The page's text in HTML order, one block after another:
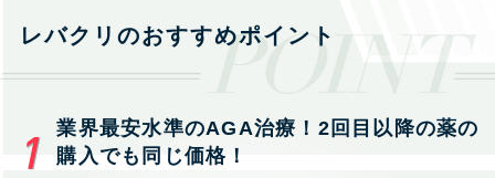
レバクリのおすすめポイント
業界最安水準のAGA治療！2回目以降の薬の
購入でも同じ価格！